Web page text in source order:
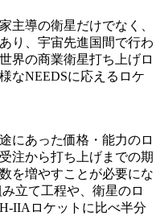
主導の衛星だけでなく、
り、宇宙先進国間で行わ
界の商業衛星打ち上げロ
なNEEDSに応えるロケ
にあった価格・能力のロ
注から打ち上げまでの期
を増やすことが必要にな
立て工程や、衛星のロ
IIAロケットに比べ半分